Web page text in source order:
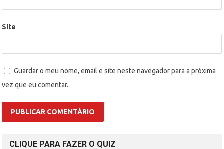
Site
Guardar o meu nome, email e site neste navegador para a próxima
vez que eu comentar.
CLIQUE PARA FAZER O QUIZ